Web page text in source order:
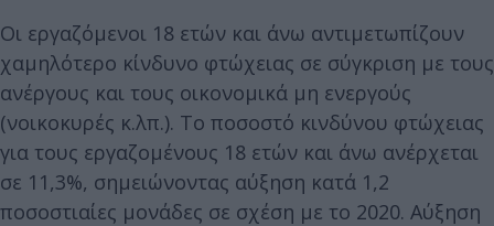
Οι εργαζόμενοι 18 ετών και άνω αντιμετωπίζουν
χαμηλότερο κίνδυνο φτώχειας σε σύγκριση με τους
ανέργους και τους οικονομικά μη ενεργούς
(νοικοκυρές κ.λπ.). Το ποσοστό κινδύνου φτώχειας
για τους εργαζομένους 18 ετών και άνω ανέρχεται
σε 11,3%, σημειώνοντας αύξηση κατά 1,2
ποσοστιαίες μονάδες σε σχέση με το 2020. Αύξηση